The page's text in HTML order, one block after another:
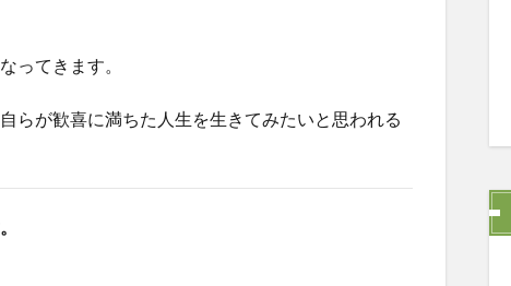
ってきます。
らが歓喜に満ちた人生を生きてみたいと思われる